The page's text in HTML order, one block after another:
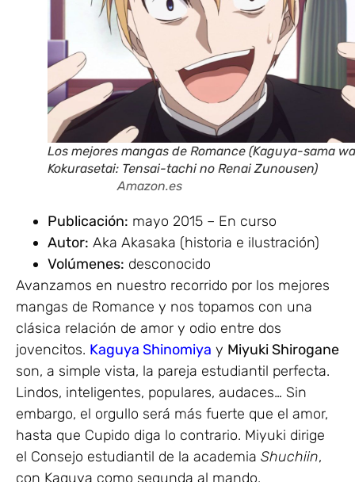
Los mejores mangas de Romance (Kaguya-sama wa
Kokurasetai: Tensai-tachi no Renai
Amazon.es
Publicación: mayo 2015 – En curso
Autor: Aka Akasaka (historia e ilustración)
Volúmenes: desconocido
Avanzamos en nuestro recorrido por los mejores
mangas de Romance y nos topamos con una
clásica relación de amor y odio entre dos
jovencitos. Kaguya Shinomiya y Miyuki Shirogane
son, a simple vista, la pareja estudiantil perfecta.
Lindos, inteligentes, populares, audaces… Sin
embargo, el orgullo será más fuerte que el amor,
hasta que Cupido diga lo contrario. Miyuki dirige
el Consejo estudiantil de la academia Shuchiin,
con Kaguya como segunda al mando.